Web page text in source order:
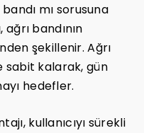
bandı mı sorusuna
bandının
şekillenir. Ağrı
sabit kalarak, gün
hedefler.
kullanıcıyı sürekli